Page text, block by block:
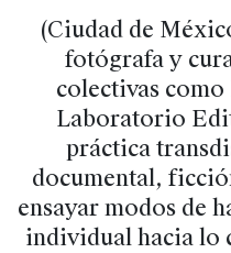
(Ciudad de
fotógrafa y
colectivas
Laboratorio
práctica
documental,
ensayar modos de
individual hacia lo